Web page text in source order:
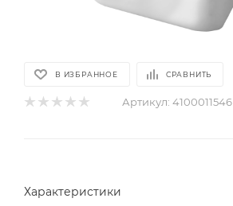
В ИЗБРАННОЕ СРАВНИТЬ
Артикул: 4100011546
Характеристики